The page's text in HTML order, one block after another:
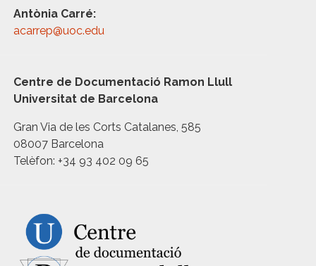
Antònia Carré:
acarrep@uoc.edu
Centre de Documentació Ramon Llull
Universitat de Barcelona
Gran Via de les Corts Catalanes, 585
08007 Barcelona
Telèfon: +34 93 402 09 65